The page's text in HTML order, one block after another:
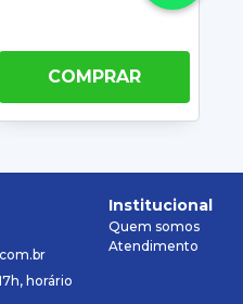
COMPRAR
horário
Institucional
Quem somos
Atendimento